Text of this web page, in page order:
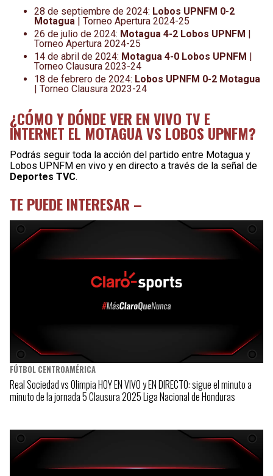
28 de septiembre de 2024: Lobos UPNFM 0-2
Motagua | Torneo Apertura 2024-25
26 de julio de 2024: Motagua 4-2 Lobos UPNFM |
Torneo Apertura 2024-25
14 de abril de 2024: Motagua 4-0 Lobos UPNFM |
Torneo Clausura 2023-24
18 de febrero de 2024: Lobos UPNFM 0-2 Motagua
| Torneo Clausura 2023-24
¿CÓMO Y DÓNDE VER EN VIVO TV E
INTERNET EL MOTAGUA VS LOBOS UPNFM?
Podrás seguir toda la acción del partido entre Motagua y
Lobos UPNFM en vivo y en directo a través de la señal de
Deportes TVC.
TE PUEDE INTERESAR –
FÚTBOL CENTROAMÉRICA
Real Sociedad vs Olimpia HOY EN VIVO y EN DIRECTO: sigue el minuto a
minuto de la jornada 5 Clausura 2025 Liga Nacional de Honduras